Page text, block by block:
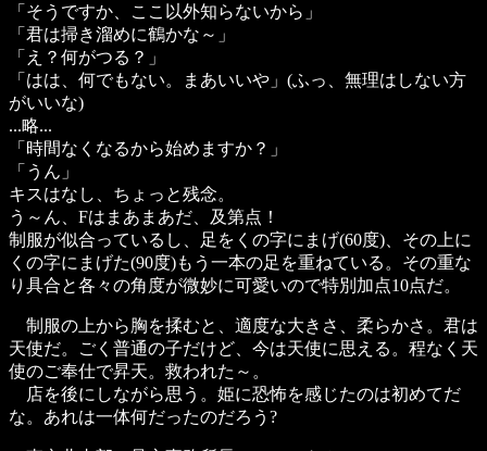
「そうですか、ここ以外知らないから」
「君は掃き溜めに鶴かな～」
「え？何がつる？」
「はは、何でもない。まあいいや」(ふっ、無理はしない方
がいいな)
...略...
「時間なくなるから始めますか？」
「うん」
キスはなし、ちょっと残念。
う～ん、Fはまあまあだ、及第点！
制服が似合っているし、足をくの字にまげ(60度)、その上に
くの字にまげた(90度)もう一本の足を重ねている。その重な
り具合と各々の角度が微妙に可愛いので特別加点10点だ。
制服の上から胸を揉むと、適度な大きさ、柔らかさ。君は
天使だ。ごく普通の子だけど、今は天使に思える。程なく天
使のご奉仕で昇天。救われた～。
店を後にしながら思う。姫に恐怖を感じたのは初めてだ
な。あれは一体何だったのだろう?